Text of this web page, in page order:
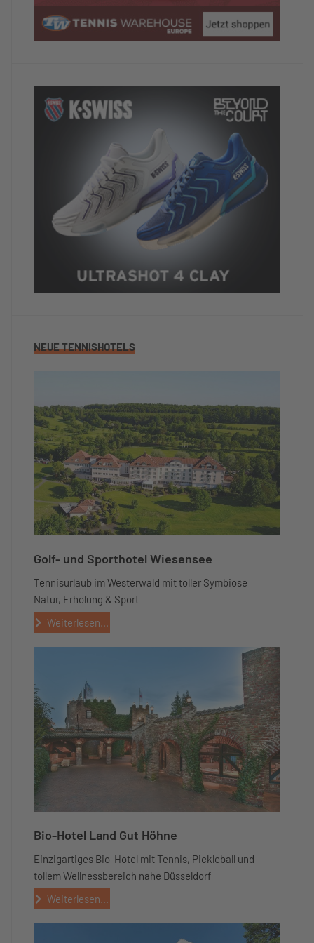
Wiederholungstäterin
TennisTraveller-News.
NEUE TENNISHOTELS
Golf- und Sporthotel Wiesensee
Tennisurlaub im Westerwald mit toller Symbiose
Natur, Erholung & Sport
Weiterlesen...
Bio-Hotel Land Gut Höhne
Einzigartiges Bio-Hotel mit Tennis, Pickleball und
tollem Wellnessbereich nahe Düsseldorf
Weiterlesen...